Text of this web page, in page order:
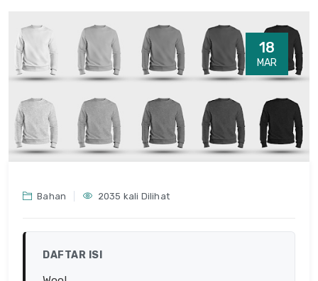
18
MAR
Bahan 2035 kali Dilihat
DAFTAR ISI